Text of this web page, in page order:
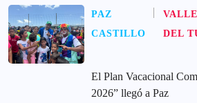
PAZ
CASTILLO
DEL
El Plan Vacacional
2026” llegó a Paz